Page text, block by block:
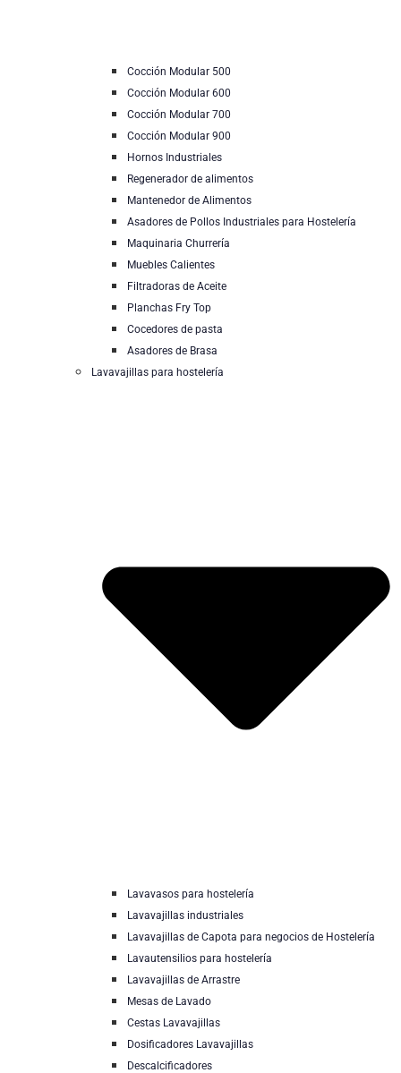
Cocción Modular 500
Cocción Modular 600
Cocción Modular 700
Cocción Modular 900
Hornos Industriales
Regenerador de alimentos
Mantenedor de Alimentos
Asadores de Pollos Industriales para Hostelería
Maquinaria Churrería
Muebles Calientes
Filtradoras de Aceite
Planchas Fry Top
Cocedores de pasta
Asadores de Brasa
Lavavajillas para hostelería
Lavavasos para hostelería
Lavavajillas industriales
Lavavajillas de Capota para negocios de Hostelería
Lavautensilios para hostelería
Lavavajillas de Arrastre
Mesas de Lavado
Cestas Lavavajillas
Dosificadores Lavavajillas
Descalcificadores